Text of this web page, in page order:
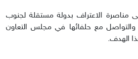
مناصرة الاعتراف بدولة مستقلة لجنوب
والتواصل مع حلفائها في مجلس التعاون
الهدف.